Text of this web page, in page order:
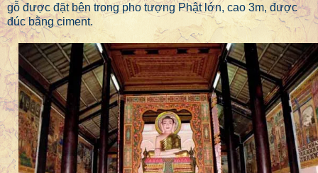
gỗ được đặt bên trong pho tượng Phật lớn, cao 3m, được
đúc bằng ciment.